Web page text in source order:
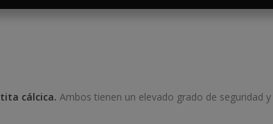
cálcica. Ambos tienen un elevado grado de seguridad